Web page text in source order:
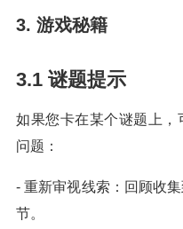
3. 游戏秘籍
3.1 谜题提示
如果您卡在某个谜题上
问题：
- 重新审视线索：回顾收
节。